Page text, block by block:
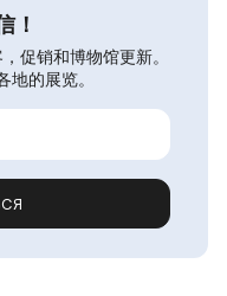
！
促销和博物馆更新。
地的展览。